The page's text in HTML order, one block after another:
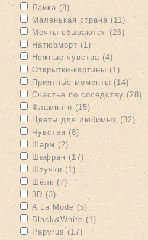
Apply Лайка filter
Лайка (8) Apply Лайка filter
Apply Маленькая страна filter
Маленькая страна (11)
Apply Мечты сбываются filter
Мечты сбываются (26)
Apply Натюрморт filter
Натюрморт (1) Apply
Apply Нежные чувства filter
Нежные чувства (4) Apply
Apply Открытки-картины filter
Открытки-картины (1)
Apply Приятные моменты filter
Приятные моменты (14)
Apply Счастье по соседству
Счастье по соседству (28)
Apply Фламинго filter
Фламинго (15) Apply
Apply Цветы для любимых filter
Цветы для любимых (32)
Apply Чувства filter
Чувства (8) Apply Чувства
Apply Шарм filter
Шарм (2) Apply Шарм filter
Apply Шафран filter
Шафран (17) Apply Шафран
Apply Штучки filter
Штучки (1) Apply Штучки filter
Apply Шёлк filter
Шёлк (7) Apply Шёлк filter
Apply 3D filter
3D (3)Apply 3D filter
Apply A La Mode filter
A La Mode (5) Apply A La
Apply Black&White filter
Black&White (1)
Apply Papyrus filter
Papyrus (17) Apply Papyrus